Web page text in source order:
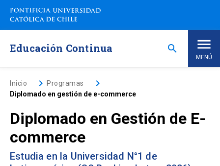
Saltar
contenido
Educación Continua search
MENÚ
Inicio
Programas de Estudio
Inicio keyboard_arrow_rightProgramas keyboard_arrow_right
Diplomado en gestión de e-commerce
Diplomado en Gestión de E-
commerce
Estudia en la Universidad N°1 de